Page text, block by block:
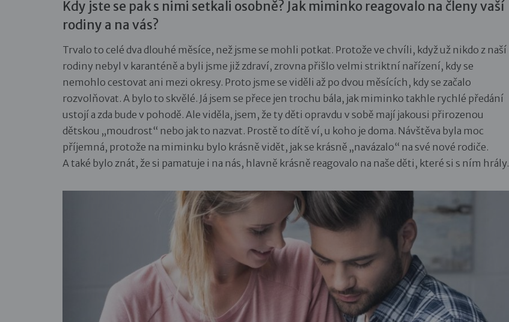
Kdy jste se pak s nimi setkali osobně? Jak miminko reagovalo na členy vaší
rodiny a na vás?
Trvalo to celé dva dlouhé měsíce, než jsme se mohli potkat. Protože ve chvíli, když už nikdo z naší
rodiny nebyl v karanténě a byli jsme již zdraví, zrovna přišlo velmi striktní nařízení, kdy se
nemohlo cestovat ani mezi okresy. Proto jsme se viděli až po dvou měsících, kdy se začalo
rozvolňovat. A bylo to skvělé. Já jsem se přece jen trochu bála, jak miminko takhle rychlé předání
ustojí a zda bude v pohodě. Ale viděla, jsem, že ty děti opravdu v sobě mají jakousi přirozenou
dětskou „moudrost“ nebo jak to nazvat. Prostě to dítě ví, u koho je doma. Návštěva byla moc
příjemná, protože na miminku bylo krásně vidět, jak se krásně „navázalo“ na své nové rodiče.
A také bylo znát, že si pamatuje i na nás, hlavně krásně reagovalo na naše děti, které si s ním hrály.